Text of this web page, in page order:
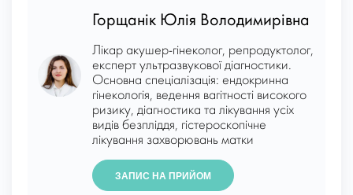
Горщанік Юлія Володимирівна
Лікар акушер-гінеколог, репродуктолог,
експерт ультразвукової діагностики.
Основна спеціалізація: ендокринна
гінекологія, ведення вагітності високого
ризику, діагностика та лікування усіх
видів безпліддя, гістероскопічне
лікування захворювань матки
ЗАПИС НА ПРИЙОМ